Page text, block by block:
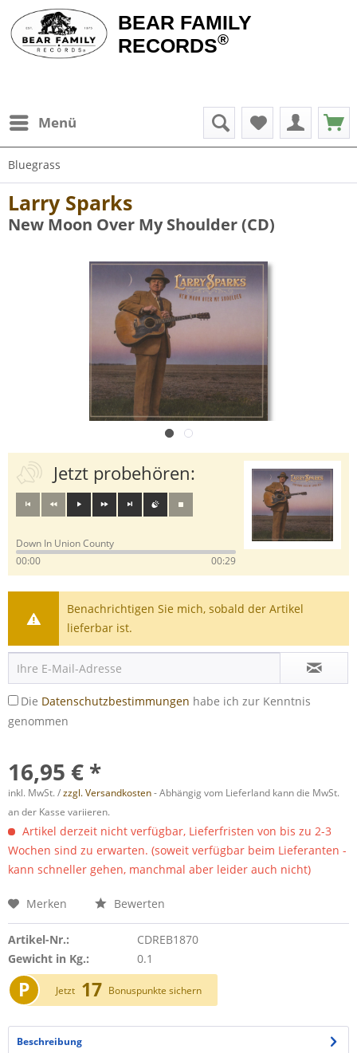
BEAR FAMILY
RECORDS®
Menü
Bluegrass
Larry Sparks
New Moon Over My Shoulder (CD)
Jetzt probehören:
Down In Union County
00:00
00:29
Benachrichtigen Sie mich, sobald der Artikel
lieferbar ist.
Die Datenschutzbestimmungen habe ich zur Kenntnis
genommen
16,95 € *
inkl. MwSt. /zzgl. Versandkosten- Abhängig vom Lieferland kann die MwSt.
an der Kasse variieren.
Artikel derzeit nicht verfügbar, Lieferfristen von bis zu 2-3
Wochen sind zu erwarten. (soweit verfügbar beim Lieferanten -
kann schneller gehen, manchmal aber leider auch nicht)
Merken Bewerten
Artikel-Nr.:
CDREB1870
Gewicht in Kg.:
0.1
P Jetzt 17 Bonuspunkte sichern
Beschreibung